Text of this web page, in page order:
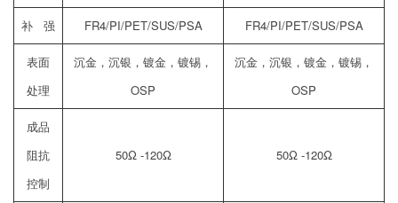
补 强 FR4/PI/PET/SUS/PSA FR4/PI/PET/SUS/PSA
表面
处理
沉金，沉银，镀金，镀锡，
OSP
沉金，沉银，镀金，镀锡，
OSP
成品
阻抗
控制
50Ω -120Ω 50Ω -120Ω